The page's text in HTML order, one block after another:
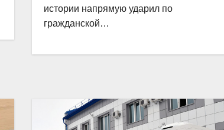
истории напрямую ударил по
гражданской…